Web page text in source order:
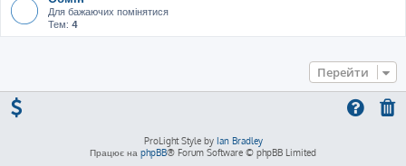
Для бажаючих помінятися
Тем: 4
Перейти
ProLight Style by Ian Bradley
Працює на phpBB® Forum Software © phpBB Limited